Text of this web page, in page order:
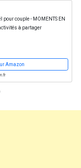
pour couple - MOMENTS EN
à partager
Amazon